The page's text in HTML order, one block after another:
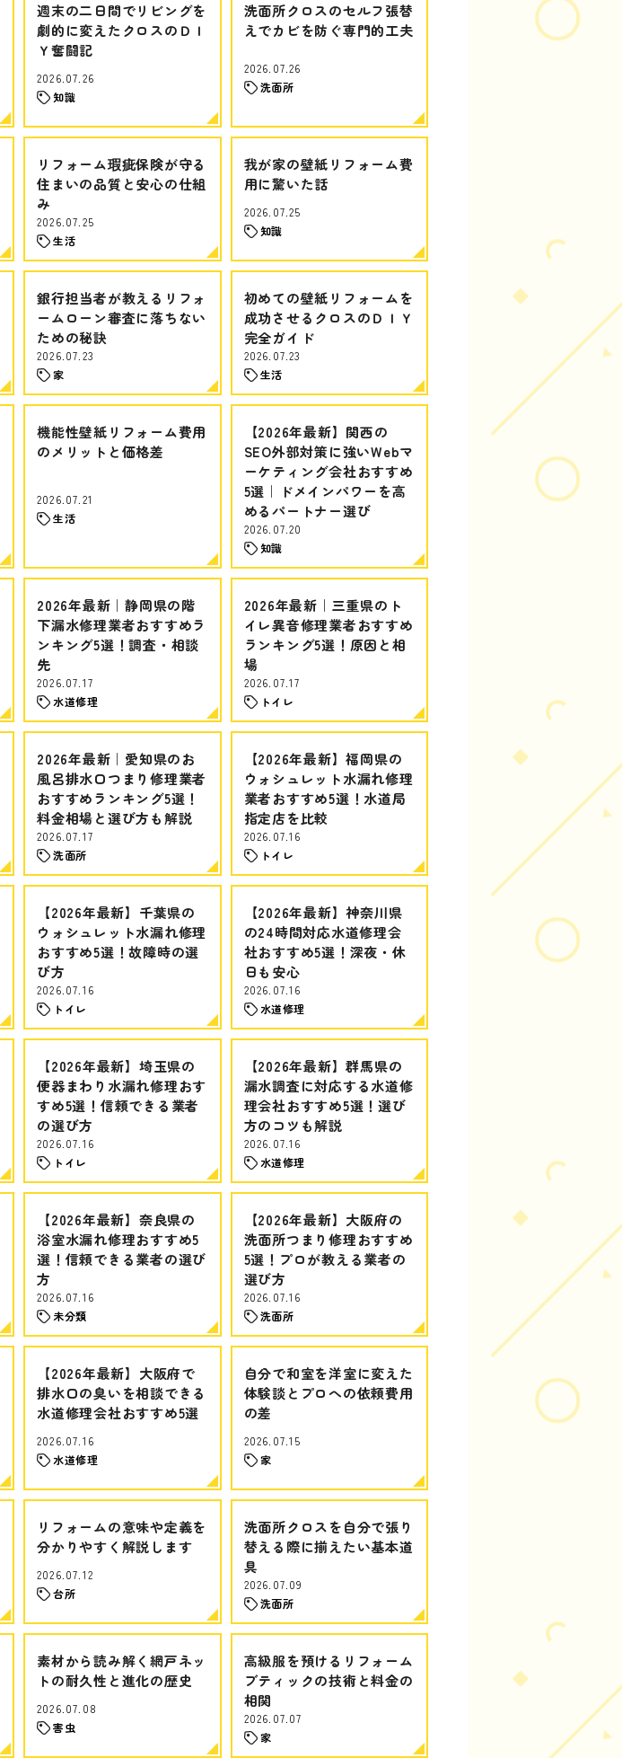
週末の二日間でリビングを
劇的に変えたクロスのＤＩ
Ｙ奮闘記
2026.07.26
知識
洗面所クロスのセルフ張替
えでカビを防ぐ専門的工夫
2026.07.26
洗面所
リフォーム瑕疵保険が守る
住まいの品質と安心の仕組
み
2026.07.25
生活
我が家の壁紙リフォーム費
用に驚いた話
2026.07.25
知識
銀行担当者が教えるリフォ
ームローン審査に落ちない
ための秘訣
2026.07.23
家
初めての壁紙リフォームを
成功させるクロスのＤＩＹ
完全ガイド
2026.07.23
生活
機能性壁紙リフォーム費用
のメリットと価格差
2026.07.21
生活
【2026年最新】関西の
SEO外部対策に強いWebマ
ーケティング会社おすすめ
5選｜ドメインパワーを高
めるパートナー選び
2026.07.20
知識
2026年最新｜静岡県の階
下漏水修理業者おすすめラ
ンキング5選！調査・相談
先
2026.07.17
水道修理
2026年最新｜三重県のト
イレ異音修理業者おすすめ
ランキング5選！原因と相
場
2026.07.17
トイレ
2026年最新｜愛知県のお
風呂排水口つまり修理業者
おすすめランキング5選！
料金相場と選び方も解説
2026.07.17
洗面所
【2026年最新】福岡県の
ウォシュレット水漏れ修理
業者おすすめ5選！水道局
指定店を比較
2026.07.16
トイレ
【2026年最新】千葉県の
ウォシュレット水漏れ修理
おすすめ5選！故障時の選
び方
2026.07.16
トイレ
【2026年最新】神奈川県
の24時間対応水道修理会
社おすすめ5選！深夜・休
日も安心
2026.07.16
水道修理
【2026年最新】埼玉県の
便器まわり水漏れ修理おす
すめ5選！信頼できる業者
の選び方
2026.07.16
トイレ
【2026年最新】群馬県の
漏水調査に対応する水道修
理会社おすすめ5選！選び
方のコツも解説
2026.07.16
水道修理
【2026年最新】奈良県の
浴室水漏れ修理おすすめ5
選！信頼できる業者の選び
方
2026.07.16
未分類
【2026年最新】大阪府の
洗面所つまり修理おすすめ
5選！プロが教える業者の
選び方
2026.07.16
洗面所
【2026年最新】大阪府で
排水口の臭いを相談できる
水道修理会社おすすめ5選
2026.07.16
水道修理
自分で和室を洋室に変えた
体験談とプロへの依頼費用
の差
2026.07.15
家
リフォームの意味や定義を
分かりやすく解説します
2026.07.12
台所
洗面所クロスを自分で張り
替える際に揃えたい基本道
具
2026.07.09
洗面所
素材から読み解く網戸ネッ
トの耐久性と進化の歴史
2026.07.08
害虫
高級服を預けるリフォーム
ブティックの技術と料金の
相関
2026.07.07
家